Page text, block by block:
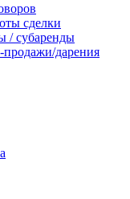
сделки
/ субаренды
продажи/дарения